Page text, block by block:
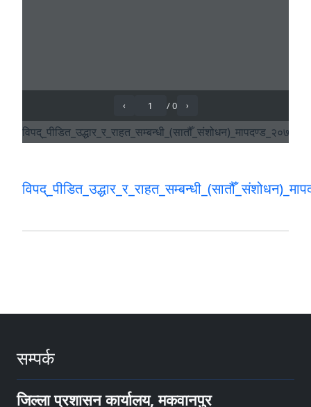
सम्पर्क
जिल्ला प्रशासन कार्यालय, मकवानपुर